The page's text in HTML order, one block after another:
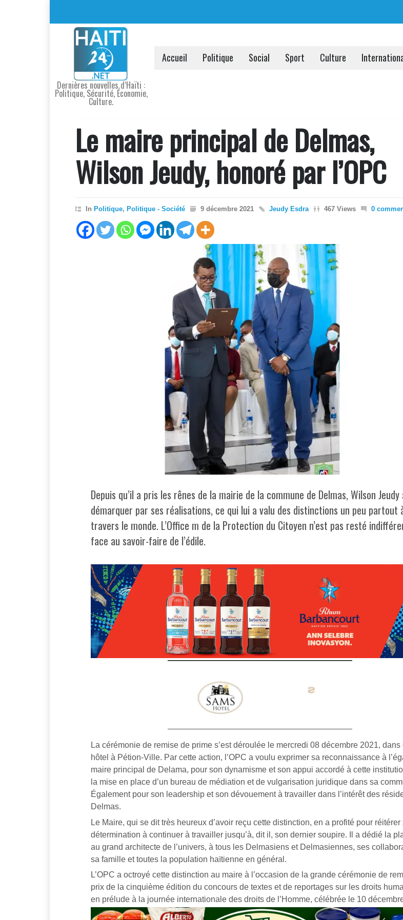
Dernières nouvelles d’Haïti :
Politique, Sécurité, Économie,
Culture.
Accueil Politique Social Sport Culture
Le maire principal de Delmas,
Wilson Jeudy, honoré par l’OPC
In Politique, Politique - Société 9 décembre 2021 Jeudy Esdra 467 Views 0
Depuis qu’il a pris les rênes de la mairie de la commune de Delmas, Wilson Jeudy
démarquer par ses réalisations, ce qui lui a valu des distinctions un peu partout
travers le monde. L’Office m de la Protection du Citoyen n’est pas resté
face au savoir-faire de l’édile.
La cérémonie de remise de prime s’est déroulée le mercredi 08 décembre 2021, dans
hôtel à Pétion-Ville. Par cette action, l’OPC a voulu exprimer sa reconnaissance à
maire principal de Delama, pour son dynamisme et son appui accordé à cette
la mise en place d’un bureau de médiation et de vulgarisation juridique dans sa
Également pour son leadership et son dévouement à travailler dans l’intérêt des
Delmas.
Le Maire, qui se dit très heureux d’avoir reçu cette distinction, en a profité pour réitérer
détermination à continuer à travailler jusqu’à, dit il, son dernier soupire. Il a dédié la
au grand architecte de l’univers, à tous les Delmasiens et Delmasiennes, ses
sa famille et toutes la population haïtienne en général.
L’OPC a octroyé cette distinction au maire à l’occasion de la grande cérémonie de
prix de la cinquième édition du concours de textes et de reportages sur les droits
en prélude à la journée internationale des droits de l’Homme, célébrée le 10